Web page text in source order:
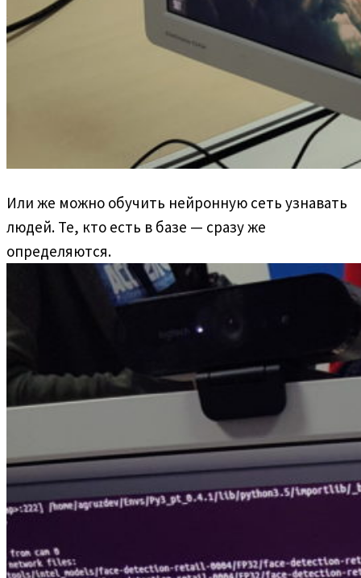
Или же можно обучить нейронную сеть узнавать
людей. Те, кто есть в базе — сразу же
определяются.